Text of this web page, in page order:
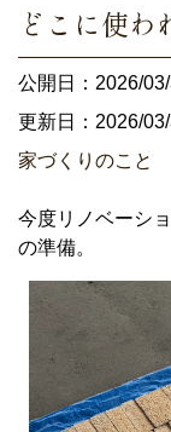
どこに使わ
公開日：2026/
更新日：2026/
家づくりのこと
今度リノベーシ
の準備。